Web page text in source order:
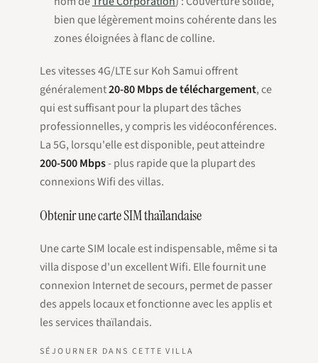
bien que légèrement moins cohérente dans les
zones éloignées à flanc de colline.
Les vitesses 4G/LTE sur Koh Samui offrent
généralement20-80 Mbps de téléchargement, ce
qui est suffisant pour la plupart des tâches
professionnelles, y compris les vidéoconférences.
La 5G, lorsqu'elle est disponible, peut atteindre
200-500 Mbps- plus rapide que la plupart des
connexions Wifi des villas.
Obtenir une carte SIM thaïlandaise
Une carte SIM locale est indispensable, même si ta
villa dispose d'un excellent Wifi. Elle fournit une
connexion Internet de secours, permet de passer
des appels locaux et fonctionne avec les applis et
les services thaïlandais.
SÉJOURNER DANS CETTE VILLA